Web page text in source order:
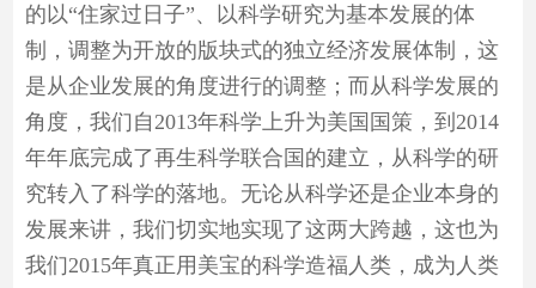
的以“住家过日子”、以科学研究为基本发展的体
制，调整为开放的版块式的独立经济发展体制，这
是从企业发展的角度进行的调整；而从科学发展的
角度，我们自2013年科学上升为美国国策，到2014
年年底完成了再生科学联合国的建立，从科学的研
究转入了科学的落地。无论从科学还是企业本身的
发展来讲，我们切实地实现了这两大跨越，这也为
我们2015年真正用美宝的科学造福人类，成为人类